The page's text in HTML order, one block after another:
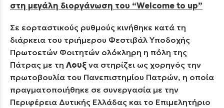
στη μεγάλη διοργάνωση του “Welcome to up”
Σε εορταστικούς ρυθμούς κινήθηκε κατά τη
διάρκεια του τριήμερου Φεστιβάλ Υποδοχής
Πρωτοετών Φοιτητών ολόκληρη η πόλη της
Πάτρας με τη Λουξ να στηρίζει ως χορηγός την
πρωτοβουλία του Πανεπιστημίου Πατρών, η οποία
πραγματοποιήθηκε σε συνεργασία με την
Περιφέρεια Δυτικής Ελλάδας και το Επιμελητήριο